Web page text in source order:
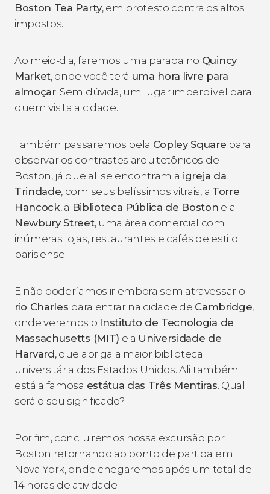
Boston Tea Party, em protesto contra os altos
impostos.
Ao meio-dia, faremos uma parada no Quincy
Market, onde você terá uma hora livre para
almoçar. Sem dúvida, um lugar imperdível para
quem visita a cidade.
Também passaremos pela Copley Square para
observar os contrastes arquitetônicos de
Boston, já que ali se encontram a igreja da
Trindade, com seus belíssimos vitrais, a Torre
Hancock, a Biblioteca Pública de Boston e a
Newbury Street, uma área comercial com
inúmeras lojas, restaurantes e cafés de estilo
parisiense.
E não poderíamos ir embora sem atravessar o
rio Charles para entrar na cidade de Cambridge,
onde veremos o Instituto de Tecnologia de
Massachusetts (MIT) e a Universidade de
Harvard, que abriga a maior biblioteca
universitária dos Estados Unidos. Ali também
está a famosa estátua das Três Mentiras. Qual
será o seu significado?
Por fim, concluiremos nossa excursão por
Boston retornando ao ponto de partida em
Nova York, onde chegaremos após um total de
14 horas de atividade.